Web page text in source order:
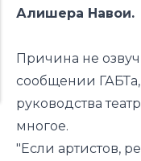
Алишера Навои.
Причина не
сообщении
руководства
многое.
"Если артистов,